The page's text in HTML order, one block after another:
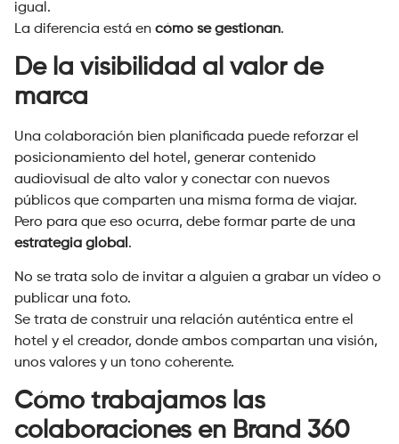
igual.
La diferencia está en cómo se gestionan.
De la visibilidad al valor de
marca
Una colaboración bien planificada puede reforzar el
posicionamiento del hotel, generar contenido
audiovisual de alto valor y conectar con nuevos
públicos que comparten una misma forma de viajar.
Pero para que eso ocurra, debe formar parte de una
estrategia global .
No se trata solo de invitar a alguien a grabar un vídeo o
publicar una foto.
Se trata de construir una relación auténtica entre el
hotel y el creador, donde ambos compartan una visión,
unos valores y un tono coherente.
Cómo trabajamos las
colaboraciones en Brand 360